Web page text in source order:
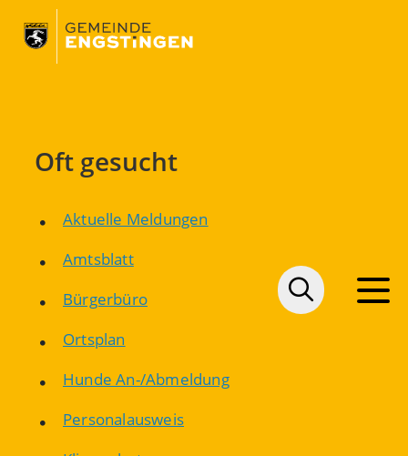
Oft gesucht
Aktuelle Meldungen
Amtsblatt
Bürgerbüro
Ortsplan
Hunde An-/Abmeldung
Personalausweis